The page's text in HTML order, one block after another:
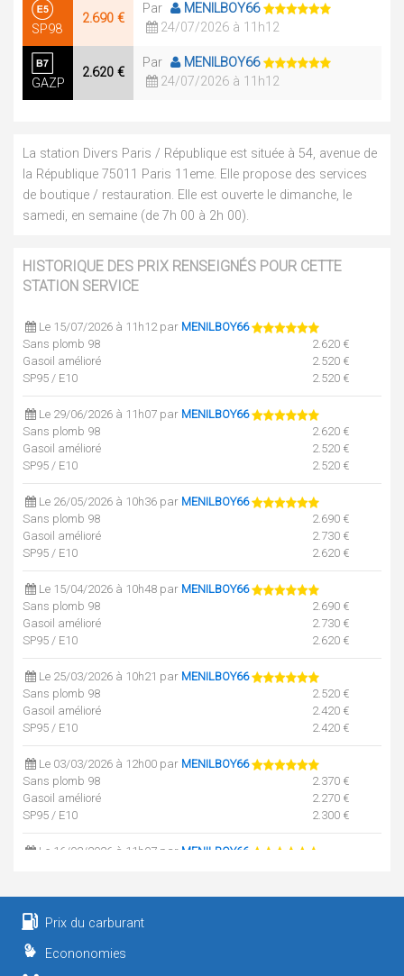
SP98
2.690 €
Par
MENILBOY66
24/07/2026 à 11h12
GAZP
2.620 €
Par
MENILBOY66
24/07/2026 à 11h12
La station Divers Paris / République est située à 54, avenue de
la République 75011 Paris 11eme. Elle propose des services
de boutique / restauration. Elle est ouverte le dimanche, le
samedi, en semaine (de 7h 00 à 2h 00).
HISTORIQUE DES PRIX RENSEIGNÉS POUR CETTE
STATION SERVICE
Le 15/07/2026 à 11h12 par MENILBOY66
Sans plomb 98
2.620 €
Gasoil amélioré
2.520 €
SP95 / E10
2.520 €
Le 29/06/2026 à 11h07 par MENILBOY66
Sans plomb 98
2.620 €
Gasoil amélioré
2.520 €
SP95 / E10
2.520 €
Le 26/05/2026 à 10h36 par MENILBOY66
Sans plomb 98
2.690 €
Gasoil amélioré
2.730 €
SP95 / E10
2.620 €
Le 15/04/2026 à 10h48 par MENILBOY66
Sans plomb 98
2.690 €
Gasoil amélioré
2.730 €
SP95 / E10
2.620 €
Le 25/03/2026 à 10h21 par MENILBOY66
Sans plomb 98
2.520 €
Gasoil amélioré
2.420 €
SP95 / E10
2.420 €
Le 03/03/2026 à 12h00 par MENILBOY66
Sans plomb 98
2.370 €
Gasoil amélioré
2.270 €
SP95 / E10
2.300 €
Le 16/02/2026 à 11h07 par MENILBOY66
Sans plomb 98
Gasoil amélioré
Prix du carburant
Econonomies